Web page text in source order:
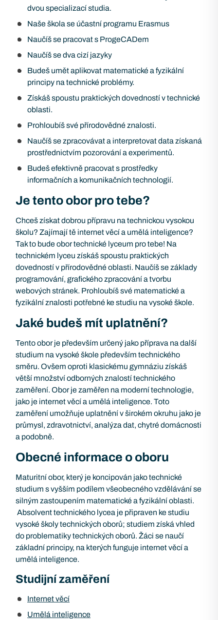
dvou specializací studia.
Naše škola se účastní programu Erasmus
Naučíš se pracovat s ProgeCADem
Naučíš se dva cizí jazyky
Budeš umět aplikovat matematické a fyzikální
principy na technické problémy.
Získáš spoustu praktických dovedností v technické
oblasti.
Prohloubíš své přírodovědné znalosti.
Naučíš se zpracovávat a interpretovat data získaná
prostřednictvím pozorování a experimentů.
Budeš efektivně pracovat s prostředky
informačních a komunikačních technologií.
Je tento obor pro tebe?
Chceš získat dobrou přípravu na technickou vysokou
školu? Zajímají tě internet věcí a umělá inteligence?
Tak to bude obor technické lyceum pro tebe! Na
technickém lyceu získáš spoustu praktických
dovedností v přírodovědné oblasti. Naučíš se základy
programování, grafického zpracování a tvorbu
webových stránek. Prohloubíš své matematické a
fyzikální znalosti potřebné ke studiu na vysoké škole.
Jaké budeš mít uplatnění?
Tento obor je především určený jako příprava na další
studium na vysoké škole především technického
směru. Ovšem oproti klasickému gymnáziu získáš
větší množství odborných znalostí technického
zaměření. Obor je zaměřen na moderní technologie,
jako je internet věcí a umělá inteligence. Toto
zaměření umožňuje uplatnění v širokém okruhu jako je
průmysl, zdravotnictví, analýza dat, chytré domácnosti
a podobně.
Obecné informace o oboru
Maturitní obor, který je koncipován jako technické
studium s vyšším podílem všeobecného vzdělávání se
silným zastoupením matematické a fyzikální oblasti.
Absolvent technického lycea je připraven ke studiu
vysoké školy technických oborů; studiem získá vhled
do problematiky technických oborů. Žáci se naučí
základní principy, na kterých funguje internet věcí a
umělá inteligence.
Studijní zaměření
Internet věcí
Umělá inteligence